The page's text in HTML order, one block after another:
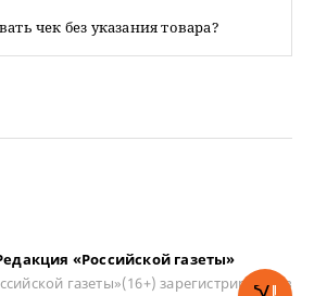
чек без указания товара?
«Российской газеты»
газеты»(16+) зарегистрирован в